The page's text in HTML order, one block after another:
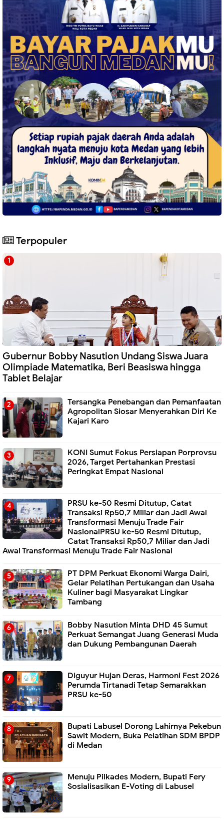
Terpopuler
Gubernur Bobby Nasution Undang Siswa Juara
Olimpiade Matematika, Beri Beasiswa hingga
Tablet Belajar
Tersangka Penebangan dan Pemanfaatan
Agropolitan Siosar Menyerahkan Diri Ke
Kajari Karo
KONI Sumut Fokus Persiapan Porprovsu
2026, Target Pertahankan Prestasi
Peringkat Empat Nasional
PRSU ke-50 Resmi Ditutup, Catat
Transaksi Rp50,7 Miliar dan Jadi Awal
Transformasi Menuju Trade Fair
NasionalPRSU ke-50 Resmi Ditutup,
Catat Transaksi Rp50,7 Miliar dan Jadi
Awal Transformasi Menuju Trade Fair Nasional
PT DPM Perkuat Ekonomi Warga Dairi,
Gelar Pelatihan Pertukangan dan Usaha
Kuliner bagi Masyarakat Lingkar
Tambang
Bobby Nasution Minta DHD 45 Sumut
Perkuat Semangat Juang Generasi Muda
dan Dukung Pembangunan Daerah
Diguyur Hujan Deras, Harmoni Fest 2026
Perumda Tirtanadi Tetap Semarakkan
PRSU ke-50
Bupati Labusel Dorong Lahirnya Pekebun
Sawit Modern, Buka Pelatihan SDM BPDP
di Medan
Menuju Pilkades Modern, Bupati Fery
Sosialisasikan E-Voting di Labusel